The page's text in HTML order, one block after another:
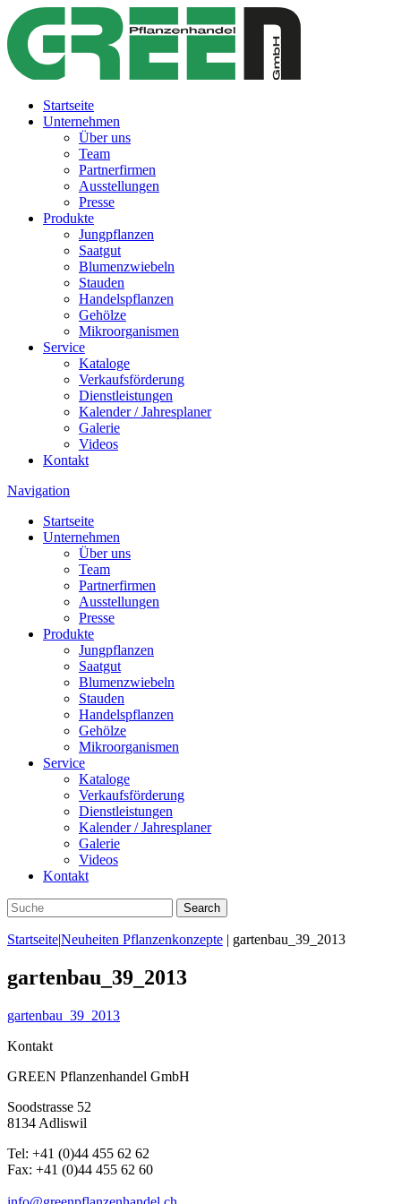
Startseite
Unternehmen
Über uns
Team
Partnerfirmen
Ausstellungen
Presse
Produkte
Jungpflanzen
Saatgut
Blumenzwiebeln
Stauden
Handelspflanzen
Gehölze
Mikroorganismen
Service
Kataloge
Verkaufsförderung
Dienstleistungen
Kalender / Jahresplaner
Galerie
Videos
Kontakt
Navigation
Startseite
Unternehmen
Über uns
Team
Partnerfirmen
Ausstellungen
Presse
Produkte
Jungpflanzen
Saatgut
Blumenzwiebeln
Stauden
Handelspflanzen
Gehölze
Mikroorganismen
Service
Kataloge
Verkaufsförderung
Dienstleistungen
Kalender / Jahresplaner
Galerie
Videos
Kontakt
Startseite|Neuheiten Pflanzenkonzepte | gartenbau_39_2013
gartenbau_39_2013
gartenbau_39_2013
Kontakt
GREEN Pflanzenhandel GmbH
Soodstrasse 52
8134 Adliswil
Tel: +41 (0)44 455 62 62
Fax: +41 (0)44 455 62 60